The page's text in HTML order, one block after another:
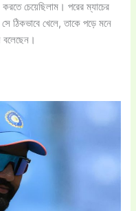
চেয়েছিলাম। পরের ম্যাচের
ঠিকভাবে খেলে, তাকে পড়ে মনে
বলেছেন।